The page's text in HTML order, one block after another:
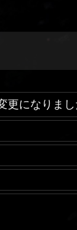
になりまし